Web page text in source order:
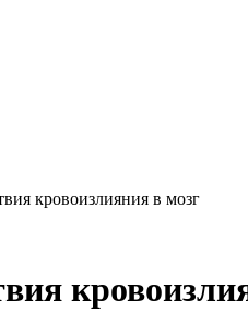
кровоизлияния в мозг